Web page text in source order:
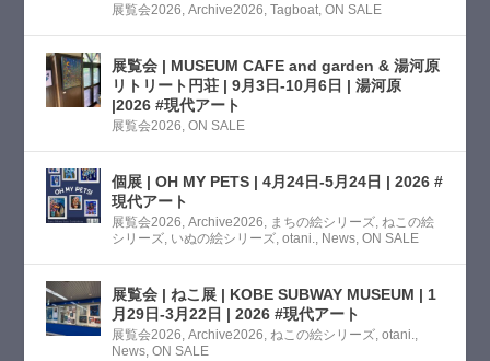
展覧会2026,Archive2026,Tagboat,ON SALE
展覧会 | MUSEUM CAFE and garden & 湯河原
リトリート円荘 | 9月3日-10月6日 | 湯河原
|2026 #現代アート
展覧会2026,ON SALE
個展 | OH MY PETS | 4月24日-5月24日 | 2026 #
現代アート
展覧会2026,Archive2026, まちの絵シリーズ,ねこの絵
シリーズ, いぬの絵シリーズ,otani., News,ON SALE
展覧会 | ねこ展 | KOBE SUBWAY MUSEUM | 1
月29日-3月22日 | 2026 #現代アート
展覧会2026,Archive2026,ねこの絵シリーズ,otani.,
News,ON SALE